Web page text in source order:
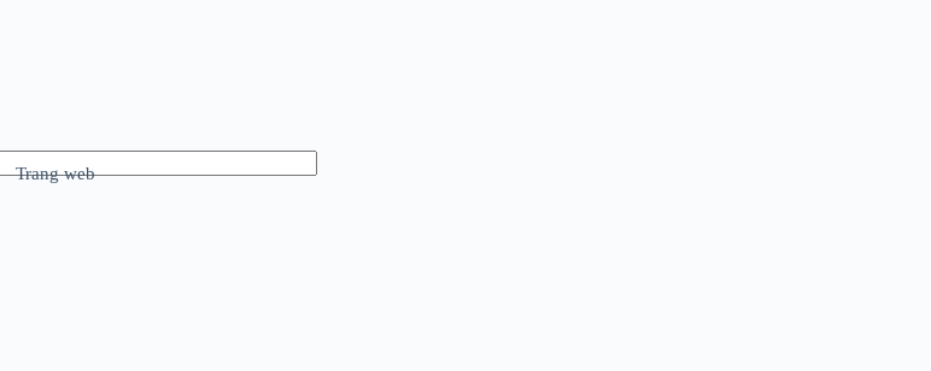
Trang web